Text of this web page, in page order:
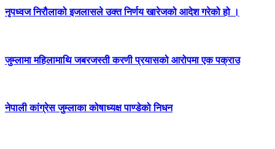
नृपध्वज निरौलाको इजलासले उक्त निर्णय खारेजको आदेश गरेको हो ।
जुम्लामा महिलामाथि जबरजस्ती करणी प्रयासको आरोपमा एक पक्राउ
नेपाली कांग्रेस जुम्लाका कोषाध्यक्ष पाण्डेको निधन